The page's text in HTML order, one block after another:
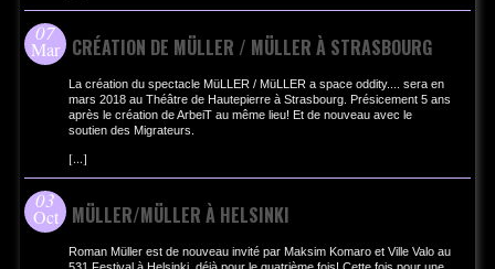
07
Mar CRÉATION DE MÜLLER / MÜLLER À STRASBOURG
La création du spectacle MüLLER / MüLLER a space oddity.... sera en
mars 2018 au Théâtre de Hautepierre à Strasbourg. Présicement 5 ans
après le création de ArbeiT au même lieu! Et de nouveau avec le
soutien des Migrateurs.
[...]
03
Oct MÜLLER/MÜLLER À HELSINKI
Roman Müller est de nouveau invité par Maksim Komaro et Ville Valo au